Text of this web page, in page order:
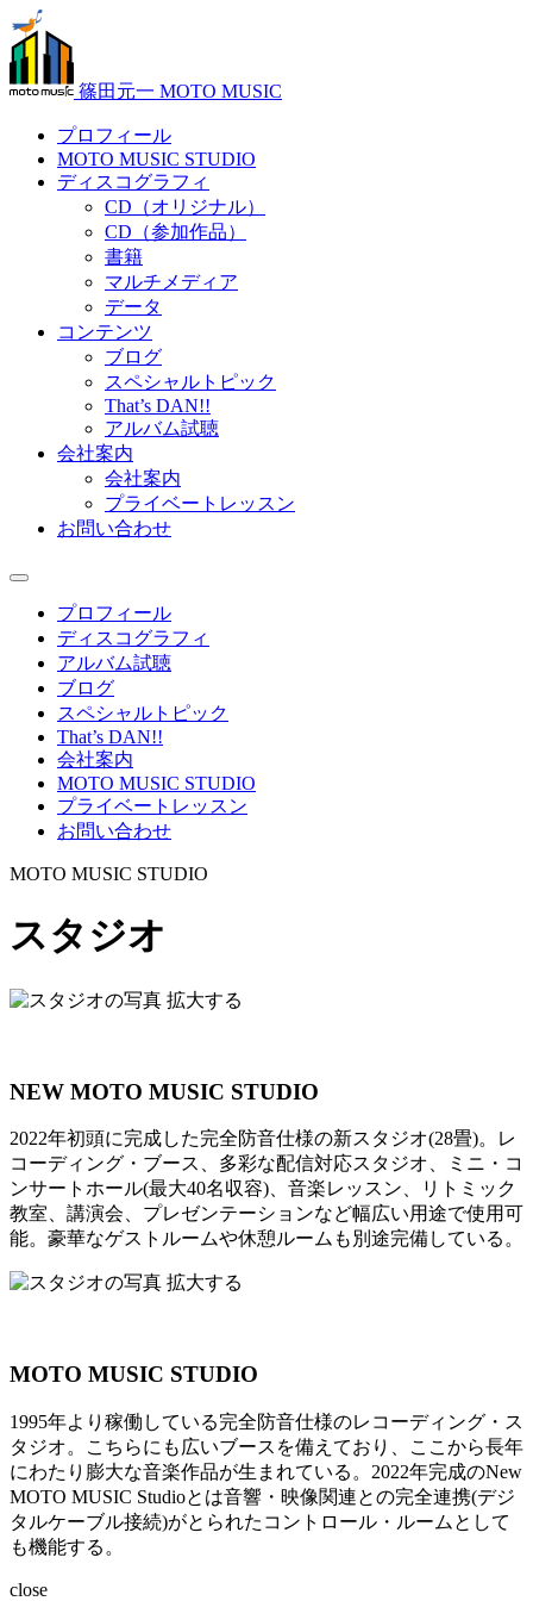
篠田元一 MOTO MUSIC
プロフィール
MOTO MUSIC STUDIO
ディスコグラフィ
CD（オリジナル）
CD（参加作品）
書籍
マルチメディア
データ
コンテンツ
ブログ
スペシャルトピック
That’s DAN!!
アルバム試聴
会社案内
会社案内
プライベートレッスン
お問い合わせ
プロフィール
ディスコグラフィ
アルバム試聴
ブログ
スペシャルトピック
That’s DAN!!
会社案内
MOTO MUSIC STUDIO
プライベートレッスン
お問い合わせ
MOTO MUSIC STUDIO
スタジオ
拡大する
NEW MOTO MUSIC STUDIO
2022年初頭に完成した完全防音仕様の新スタジオ(28畳)。レ
コーディング・ブース、多彩な配信対応スタジオ、ミニ・コ
ンサートホール(最大40名収容)、音楽レッスン、リトミック
教室、講演会、プレゼンテーションなど幅広い用途で使用可
能。豪華なゲストルームや休憩ルームも別途完備している。
拡大する
MOTO MUSIC STUDIO
1995年より稼働している完全防音仕様のレコーディング・ス
タジオ。こちらにも広いブースを備えており、ここから長年
にわたり膨大な音楽作品が生まれている。2022年完成のNew
MOTO MUSIC Studioとは音響・映像関連との完全連携(デジ
タルケーブル接続)がとられたコントロール・ルームとして
も機能する。
close